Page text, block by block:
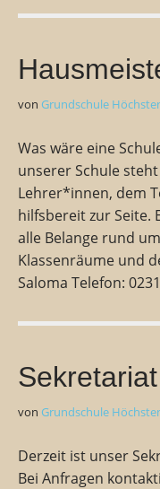
von Grundschule
Was wäre eine
unserer Schule
Lehrer*innen, dem
hilfsbereit zur Seite.
alle Belange rund
Klassenräume und
Saloma Telefon:
Sekretariat
von Grundschule
Derzeit ist unser
Bei Anfragen